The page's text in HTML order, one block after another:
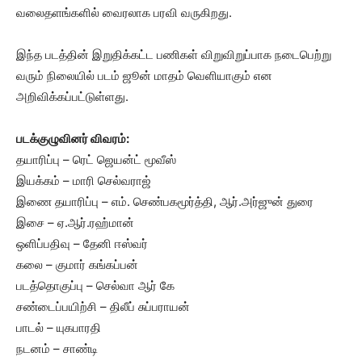
வலைதளங்களில் வைரலாக பரவி வருகிறது.
இந்த படத்தின் இறுதிக்கட்ட பணிகள் விறுவிறுப்பாக நடைபெற்று
வரும் நிலையில் படம் ஜூன் மாதம் வெளியாகும் என
அறிவிக்கப்பட்டுள்ளது.
படக்குழுவினர் விவரம்:
தயாரிப்பு – ரெட் ஜெயன்ட் மூவீஸ்
இயக்கம் – மாரி செல்வராஜ்
இணை தயாரிப்பு – எம். செண்பகமூர்த்தி, ஆர்.அர்ஜுன் துரை
இசை – ஏ.ஆர்.ரஹ்மான்
ஒளிப்பதிவு – தேனி ஈஸ்வர்
கலை – குமார் கங்கப்பன்
படத்தொகுப்பு – செல்வா ஆர் கே
சண்டைப்பயிற்சி – திலீப் சுப்பராயன்
பாடல் – யுகபாரதி
நடனம் – சாண்டி